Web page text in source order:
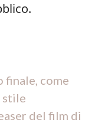
finale, come
stile
del film di